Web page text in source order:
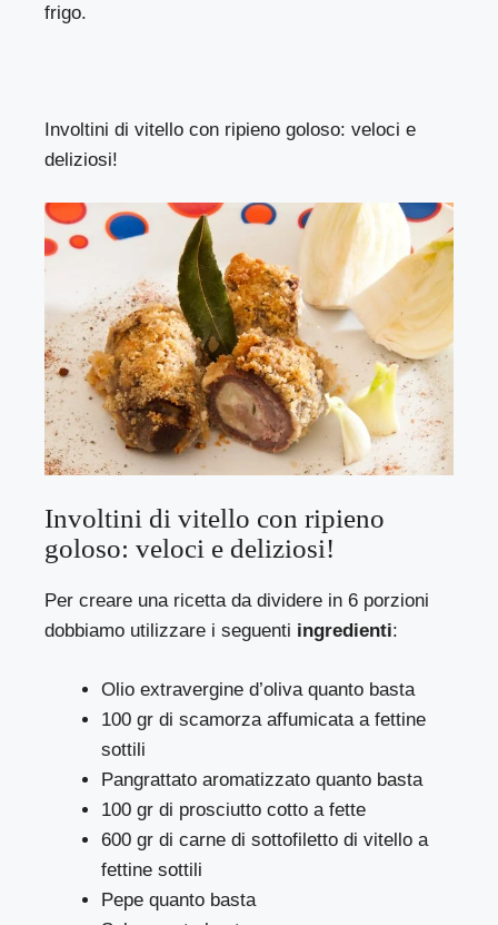
frigo.
Involtini di vitello con ripieno goloso: veloci e
deliziosi!
Involtini di vitello con ripieno
goloso: veloci e deliziosi!
Per creare una ricetta da dividere in 6 porzioni
dobbiamo utilizzare i seguenti ingredienti:
Olio extravergine d’oliva quanto basta
100 gr di scamorza affumicata a fettine
sottili
Pangrattato aromatizzato quanto basta
100 gr di prosciutto cotto a fette
600 gr di carne di sottofiletto di vitello a
fettine sottili
Pepe quanto basta